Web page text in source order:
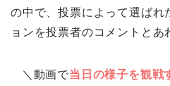
の中で、投票によって選ばれ
ョンを投票者のコメントとあ
＼動画で当日の様子を観戦